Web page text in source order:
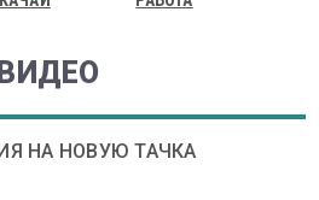
ВИДЕО
НА НОВУЮ ТАЧКА